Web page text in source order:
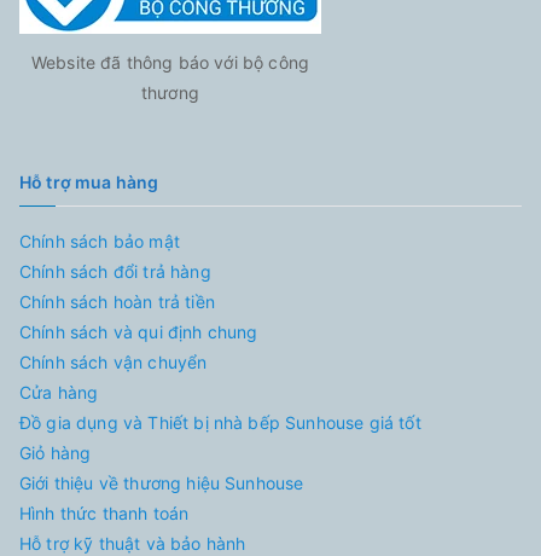
Website đã thông báo với bộ công
thương
Hỗ trợ mua hàng
Chính sách bảo mật
Chính sách đổi trả hàng
Chính sách hoàn trả tiền
Chính sách và qui định chung
Chính sách vận chuyển
Cửa hàng
Đồ gia dụng và Thiết bị nhà bếp Sunhouse giá tốt
Giỏ hàng
Giới thiệu về thương hiệu Sunhouse
Hình thức thanh toán
Hỗ trợ kỹ thuật và bảo hành